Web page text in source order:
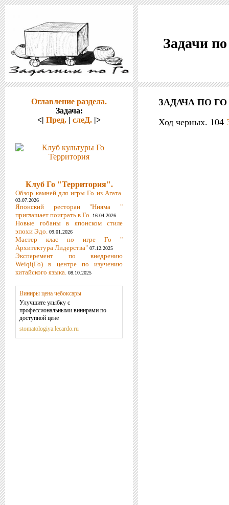
Задачи
Оглавление раздела.
Задача:
<| Пред. | слеД. |>
Клуб Го "Территория".
Обзор камней для игры Го из Агата.
03.07.2026
Японский ресторан "Нияма "
приглашает поиграть в Го. 16.04.2026
Новые гобаны в японском стиле
эпохи Эдо. 09.01.2026
Мастер клас по игре Го "
Архитектура Лидерства" 07.12.2025
Эксперемент по внедрению
Weiqi(Го) в центре по изучению
китайского языка. 08.10.2025
Виниры цена чебоксары
Улучшите улыбку с
профессиональными винирами по
доступной цене
stomatologiya.lecardo.ru
ЗАДАЧА ПО ГО
Ход черных. 104